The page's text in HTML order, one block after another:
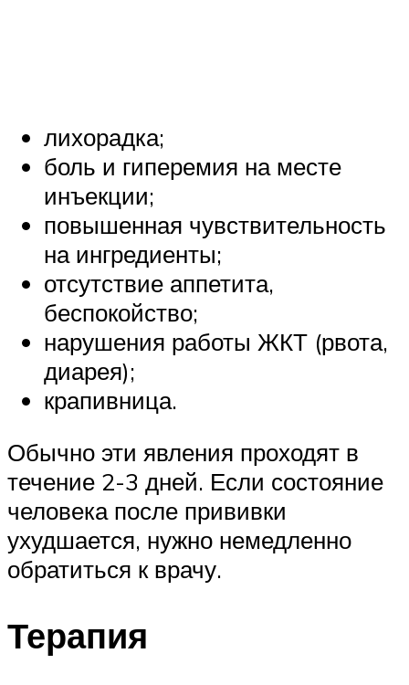
лихорадка;
боль и гиперемия на месте
инъекции;
повышенная чувствительность
на ингредиенты;
отсутствие аппетита,
беспокойство;
нарушения работы ЖКТ (рвота,
диарея);
крапивница.
Обычно эти явления проходят в
течение 2-3 дней. Если состояние
человека после прививки
ухудшается, нужно немедленно
обратиться к врачу.
Терапия